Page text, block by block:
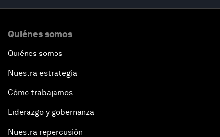
Quiénes somos
Quiénes somos
Nuestra estrategia
Cómo trabajamos
Liderazgo y gobernanza
Nuestra repercusión